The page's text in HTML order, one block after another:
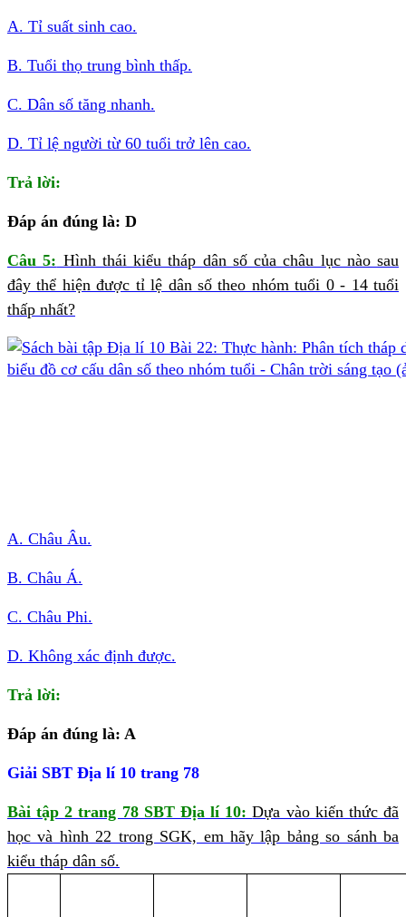
A. Tỉ suất sinh cao.
B. Tuổi thọ trung bình thấp.
C. Dân số tăng nhanh.
D. Tỉ lệ người từ 60 tuổi trở lên cao.
Trả lời:
Đáp án đúng là: D
Câu 5: Hình thái kiểu tháp dân số của châu lục nào sau
đây thể hiện được tỉ lệ dân số theo nhóm tuổi 0 - 14 tuổi
thấp nhất?
A. Châu Âu.
B. Châu Á.
C. Châu Phi.
D. Không xác định được.
Trả lời:
Đáp án đúng là: A
Giải SBT Địa lí 10 trang 78
Bài tập 2 trang 78 SBT Địa lí 10:Dựa vào kiến thức đã
học và hình 22 trong SGK, em hãy lập bảng so sánh ba
kiểu tháp dân số.